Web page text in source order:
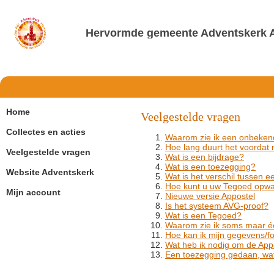
Hervormde gemeente Adventskerk
Veelgestelde vragen
Waarom zie ik een
Hoe lang duurt het voordat
Wat is een bijdrage?
Wat is een toezegging?
Wat is het verschil tussen
Hoe kunt u uw Tegoed
Nieuwe versie Appostel
Is het systeem AVG-proof?
Wat is een Tegoed?
Waarom zie ik soms maar
Hoe kan ik mijn gegevens/
Wat heb ik nodig om de
Een toezegging gedaan,
Home
Collectes en acties
Veelgestelde vragen
Website Adventskerk
Mijn account